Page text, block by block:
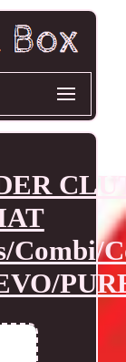
Combi/